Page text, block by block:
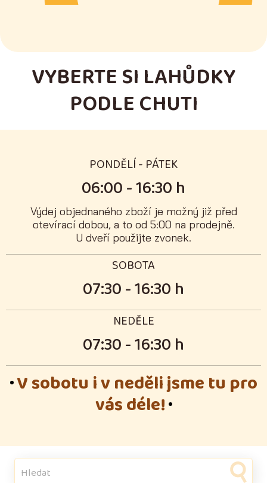
VYBERTE SI LAHŮDKY
PODLE CHUTI
PONDĚLÍ - PÁTEK
06:00 - 16:30 h
Výdej objednaného zboží je možný již před
otevírací dobou, a to od 5:00 na prodejně.
U dveří použijte zvonek.
SOBOTA
07:30 - 16:30 h
NEDĚLE
07:30 - 16:30 h
V sobotu i v neděli jsme tu pro
vás déle!